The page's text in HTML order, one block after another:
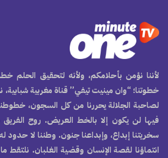
لأننا نؤمن بأحلامكم، ولأنه لتحقيق الحلم
خطوتنا؛ “وان مينيت تيفي” قناة مغربية شبابية،
لصاحبة الجلالة يحررنا من كل السجون،
فيها لن يكون إلا بالخط العريض. روح الفريق
سخريتنا إبداع، وإبداعنا جنون. وطننا لا
انتماؤنا لقصة الإنسان وقضية الغلبان. نلتقط